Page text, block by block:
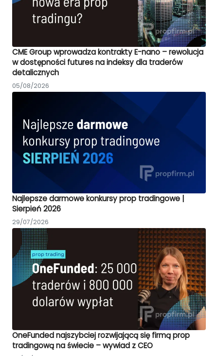
CME Group wprowadza kontrakty E-nano – rewolucja
w dostępności futures na indeksy dla traderów
detalicznych
05/08/2026
Najlepsze darmowe konkursy prop tradingowe |
Sierpień 2026
29/07/2026
OneFunded najszybciej rozwijającą się firmą prop
tradingową na świecie – wywiad z CEO